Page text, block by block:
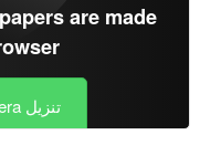
are made
تنزيل Opera